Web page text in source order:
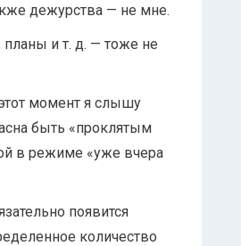
дежурства — не мне.
планы и т. д. — тоже не
момент я слышу
быть «проклятым
в режиме «уже вчера
появится
количество